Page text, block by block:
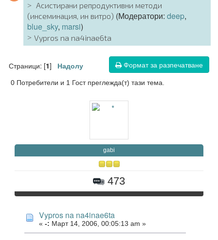
Асистирани репродуктивни методи
(инсеминация, ин витро) (Модератори: deep,
blue_sky, marsi)
Vypros na na4inae6ta
Формат за разпечатване
Страници: [1] Надолу
0 Потребители и 1 Гост преглежда(т) тази тема.
gabi
473
Vypros na na4inae6ta
« -: Март 14, 2006, 00:05:13 am »